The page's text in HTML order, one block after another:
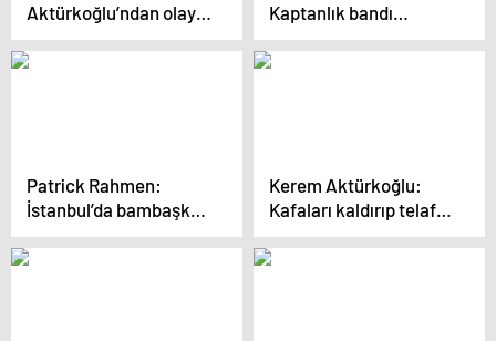
Aktürkoğlu’ndan olay
kaptanlık açıklaması
Kaptanlık bandı
olmasa da Galatasaray
için her yere gideceğim
Patrick Rahmen:
İstanbul’da bambaşka
bir atmosfer bizi
bekliyor
Kerem Aktürkoğlu:
Kafaları kaldırıp telafi
edeceğiz